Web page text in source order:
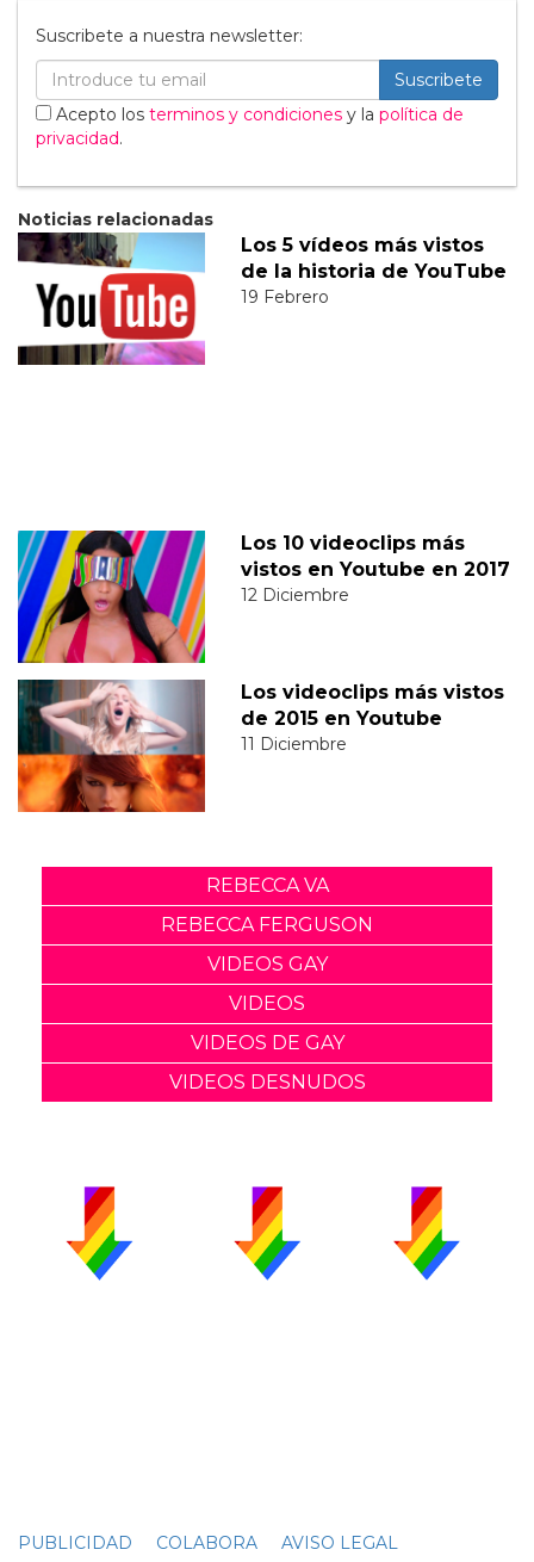
Suscribete a nuestra newsletter:
Suscribete
Acepto los terminos y condiciones y la política de
privacidad.
Noticias relacionadas
Los 5 vídeos más vistos
de la historia de YouTube
19 Febrero
Los 10 videoclips más
vistos en Youtube en 2017
12 Diciembre
Los videoclips más vistos
de 2015 en Youtube
11 Diciembre
REBECCA VA
REBECCA FERGUSON
VIDEOS GAY
VIDEOS
VIDEOS DE GAY
VIDEOS DESNUDOS
PUBLICIDAD COLABORA AVISO LEGAL